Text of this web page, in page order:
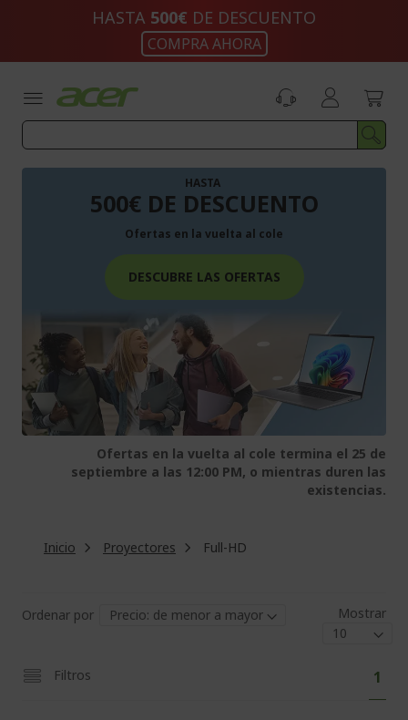
HASTA 500€ DE DESCUENTO
COMPRA AHORA
HASTA
500€ DE DESCUENTO
Ofertas en la vuelta al cole
DESCUBRE LAS OFERTAS
Ofertas en la vuelta al cole termina el 25 de
septiembre a las 12:00 PM, o mientras duren las
existencias.
Inicio Proyectores Full-HD
Ordenar por Mostrar
Filtros 1